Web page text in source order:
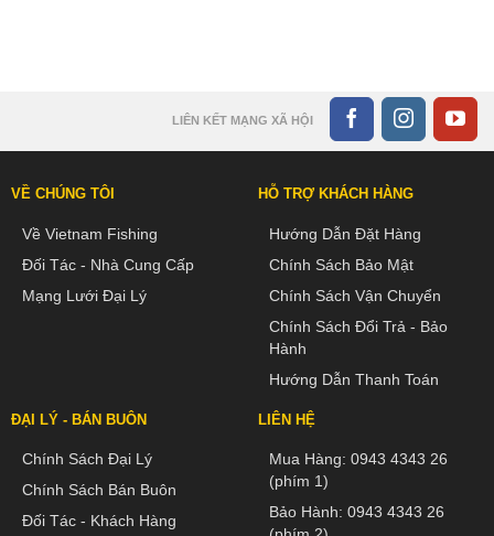
LIÊN KẾT MẠNG XÃ HỘI
VỀ CHÚNG TÔI
Về Vietnam Fishing
Đối Tác - Nhà Cung Cấp
Mạng Lưới Đại Lý
HỖ TRỢ KHÁCH HÀNG
Hướng Dẫn Đặt Hàng
Chính Sách Bảo Mật
Chính Sách Vận Chuyển
Chính Sách Đổi Trả - Bảo
Hành
Hướng Dẫn Thanh Toán
ĐẠI LÝ - BÁN BUÔN
Chính Sách Đại Lý
Chính Sách Bán Buôn
Đối Tác - Khách Hàng
LIÊN HỆ
Mua Hàng: 0943 4343 26
(phím 1)
Bảo Hành: 0943 4343 26